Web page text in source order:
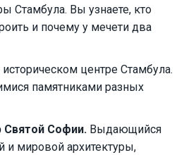
Стамбула. Вы узнаете, кто
и почему у мечети два
центре Стамбула.
памятниками разных
Святой Софии. Bыдающийся
и мировой архитектуры,